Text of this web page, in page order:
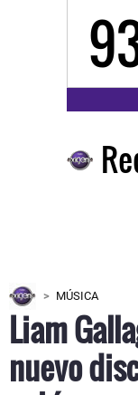
MÚSICA
Liam
nuevo